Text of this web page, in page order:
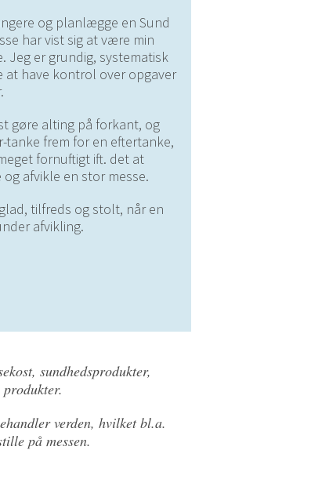
og planlægge en Sund
har vist sig at være min
Jeg er grundig, systematisk
at have kontrol over opgaver
gøre alting på forkant, og
tanke frem for en eftertanke,
fornuftigt ift. det at
afvikle en stor messe.
tilfreds og stolt, når en
afvikling.
sundhedsprodukter,
verden, hvilket bl.a.
på messen.